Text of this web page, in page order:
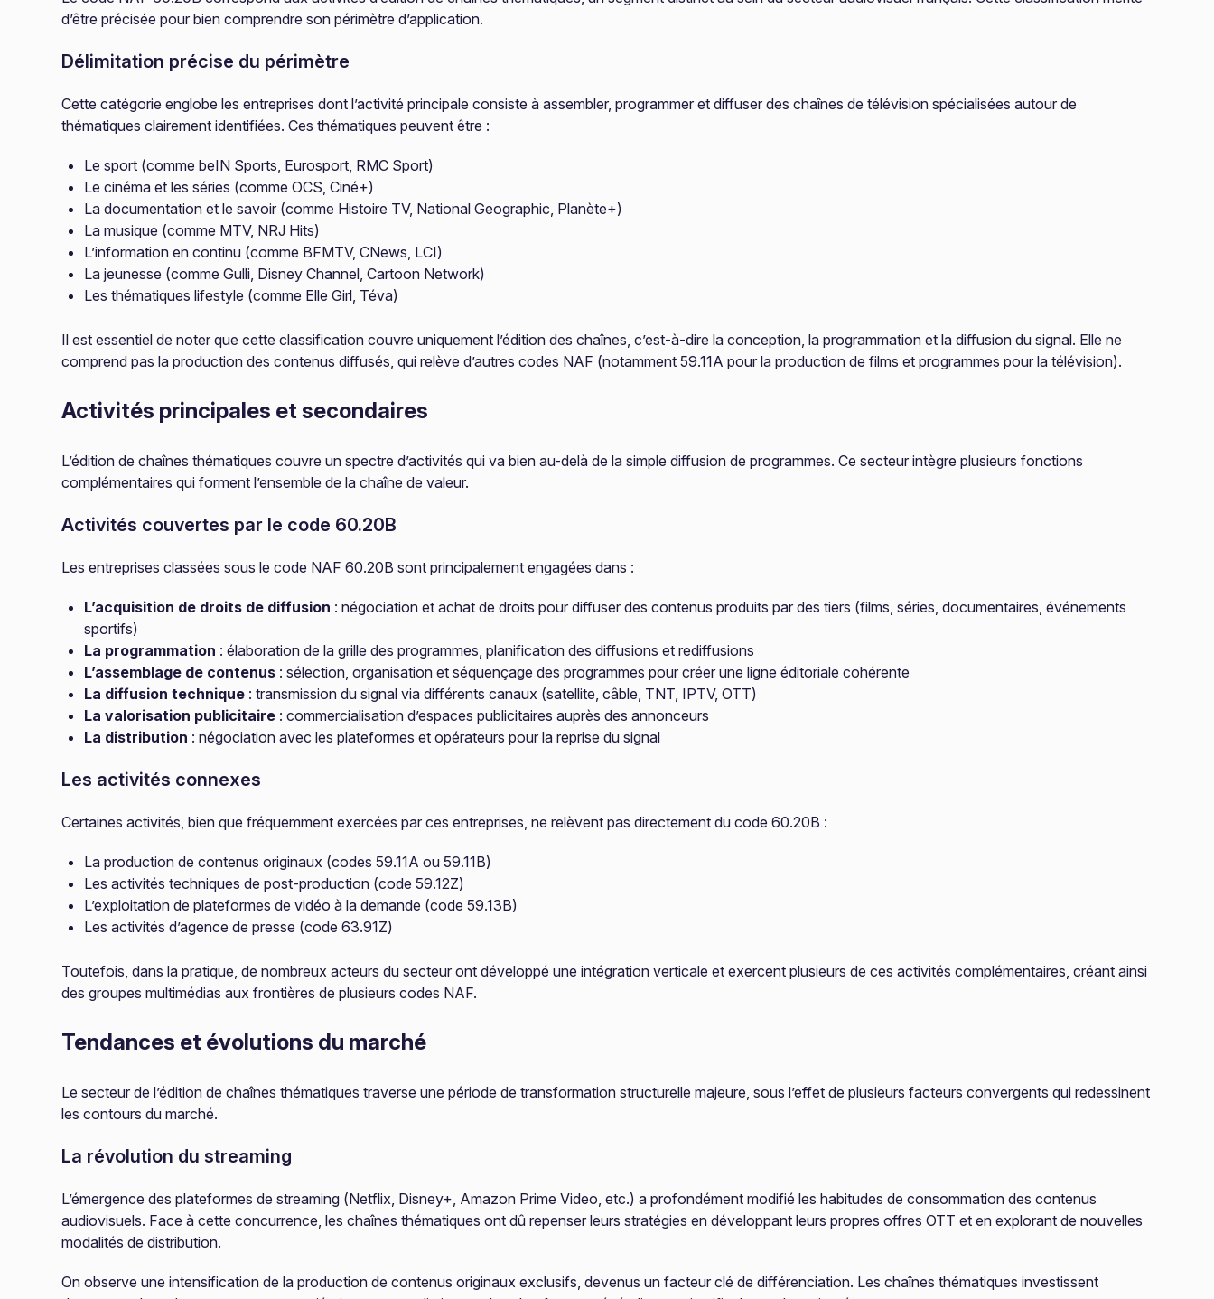
d’être précisée pour bien comprendre son périmètre d’application.
Délimitation précise du périmètre
Cette catégorie englobe les entreprises dont l’activité principale consiste à assembler, programmer et diffuser des chaînes de télévision spécialisées autour de
thématiques clairement identifiées. Ces thématiques peuvent être :
Le sport (comme beIN Sports, Eurosport, RMC Sport)
Le cinéma et les séries (comme OCS, Ciné+)
La documentation et le savoir (comme Histoire TV, National Geographic, Planète+)
La musique (comme MTV, NRJ Hits)
L’information en continu (comme BFMTV, CNews, LCI)
La jeunesse (comme Gulli, Disney Channel, Cartoon Network)
Les thématiques lifestyle (comme Elle Girl, Téva)
Il est essentiel de noter que cette classification couvre uniquement l’édition des chaînes, c’est-à-dire la conception, la programmation et la diffusion du signal. Elle ne
comprend pas la production des contenus diffusés, qui relève d’autres codes NAF (notamment 59.11A pour la production de films et programmes pour la télévision).
Activités principales et secondaires
L’édition de chaînes thématiques couvre un spectre d’activités qui va bien au-delà de la simple diffusion de programmes. Ce secteur intègre plusieurs fonctions
complémentaires qui forment l’ensemble de la chaîne de valeur.
Activités couvertes par le code 60.20B
Les entreprises classées sous le code NAF 60.20B sont principalement engagées dans :
L’acquisition de droits de diffusion : négociation et achat de droits pour diffuser des contenus produits par des tiers (films, séries, documentaires, événements
sportifs)
La programmation : élaboration de la grille des programmes, planification des diffusions et rediffusions
L’assemblage de contenus : sélection, organisation et séquençage des programmes pour créer une ligne éditoriale cohérente
La diffusion technique : transmission du signal via différents canaux (satellite, câble, TNT, IPTV, OTT)
La valorisation publicitaire : commercialisation d’espaces publicitaires auprès des annonceurs
La distribution : négociation avec les plateformes et opérateurs pour la reprise du signal
Les activités connexes
Certaines activités, bien que fréquemment exercées par ces entreprises, ne relèvent pas directement du code 60.20B :
La production de contenus originaux (codes 59.11A ou 59.11B)
Les activités techniques de post-production (code 59.12Z)
L’exploitation de plateformes de vidéo à la demande (code 59.13B)
Les activités d’agence de presse (code 63.91Z)
Toutefois, dans la pratique, de nombreux acteurs du secteur ont développé une intégration verticale et exercent plusieurs de ces activités complémentaires, créant ainsi
des groupes multimédias aux frontières de plusieurs codes NAF.
Tendances et évolutions du marché
Le secteur de l’édition de chaînes thématiques traverse une période de transformation structurelle majeure, sous l’effet de plusieurs facteurs convergents qui redessinent
les contours du marché.
La révolution du streaming
L’émergence des plateformes de streaming (Netflix, Disney+, Amazon Prime Video, etc.) a profondément modifié les habitudes de consommation des contenus
audiovisuels. Face à cette concurrence, les chaînes thématiques ont dû repenser leurs stratégies en développant leurs propres offres OTT et en explorant de nouvelles
modalités de distribution.
On observe une intensification de la production de contenus originaux exclusifs, devenus un facteur clé de différenciation. Les chaînes thématiques investissent